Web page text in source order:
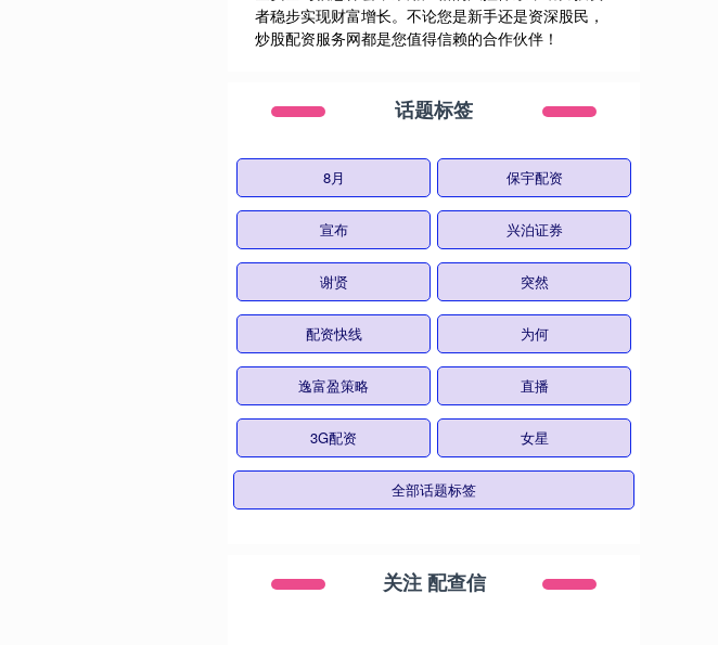
者稳步实现财富增长。不论您是新手还是资深股民，
炒股配资服务网都是您值得信赖的合作伙伴！
话题标签
8月 保宇配资
宣布 兴泊证券
谢贤 突然
配资快线 为何
逸富盈策略 直播
3G配资 女星
全部话题标签
关注 配查信